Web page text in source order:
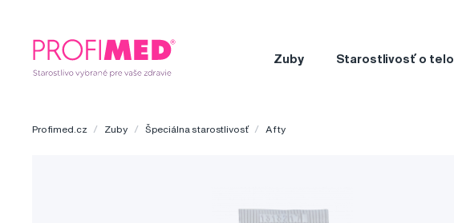
Zuby Starostlivosť o telo
Profimed.cz Zuby Špeciálna starostlivosť Afty